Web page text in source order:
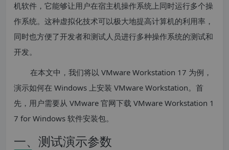
机软件，它能够让用户在宿主机操作系统上同时运行多个操
作系统。这种虚拟化技术可以极大地提高计算机的利用率，
同时也方便了开发者和测试人员进行多种操作系统的测试和
开发。
在本文中，我们将以 VMware Workstation 17 为例，
演示如何在 Windows 上安装 VMware Workstation。首
先，用户需要从 VMware 官网下载 VMware Workstation 1
7 for Windows 软件安装包。
一、测试演示参数